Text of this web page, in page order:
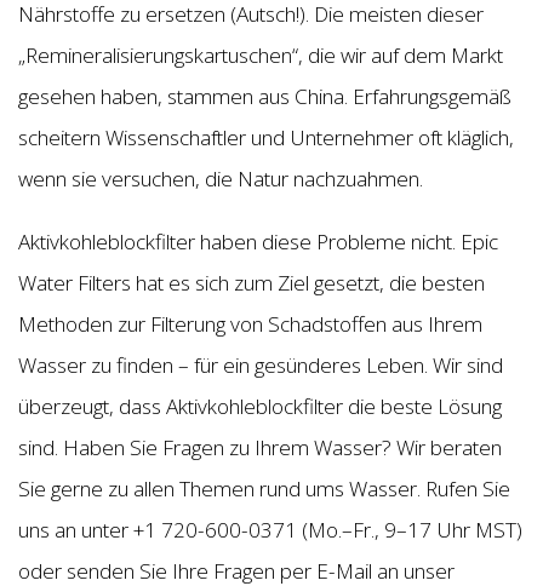
Nährstoffe zu ersetzen (Autsch!). Die meisten dieser
„Remineralisierungskartuschen“, die wir auf dem Markt
gesehen haben, stammen aus China. Erfahrungsgemäß
scheitern Wissenschaftler und Unternehmer oft kläglich,
wenn sie versuchen, die Natur nachzuahmen.
Aktivkohleblockfilter haben diese Probleme nicht. Epic
Water Filters hat es sich zum Ziel gesetzt, die besten
Methoden zur Filterung von Schadstoffen aus Ihrem
Wasser zu finden – für ein gesünderes Leben. Wir sind
überzeugt, dass Aktivkohleblockfilter die beste Lösung
sind. Haben Sie Fragen zu Ihrem Wasser? Wir beraten
Sie gerne zu allen Themen rund ums Wasser. Rufen Sie
uns an unter +1 720-600-0371 (Mo.–Fr., 9–17 Uhr MST)
oder senden Sie Ihre Fragen per E-Mail an unser